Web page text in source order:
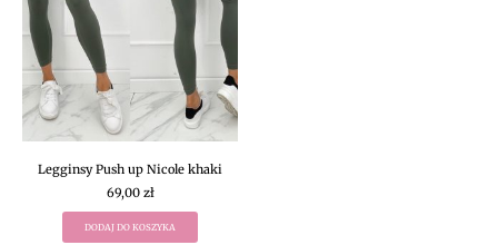
Legginsy Push up Nicole khaki
69,00 zł
DODAJ DO KOSZYKA